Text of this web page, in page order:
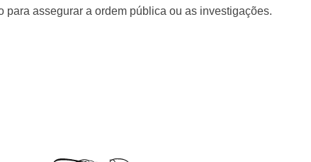
para assegurar a ordem pública ou as investigações.